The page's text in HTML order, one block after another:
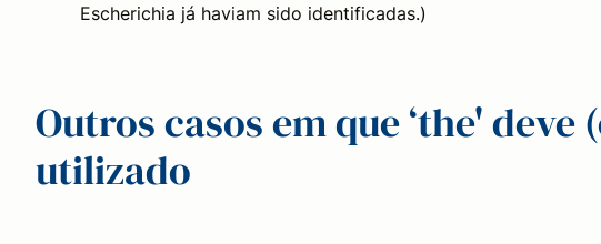
Escherichia já haviam sido identificadas.)
Outros casos em que ‘the' deve
utilizado